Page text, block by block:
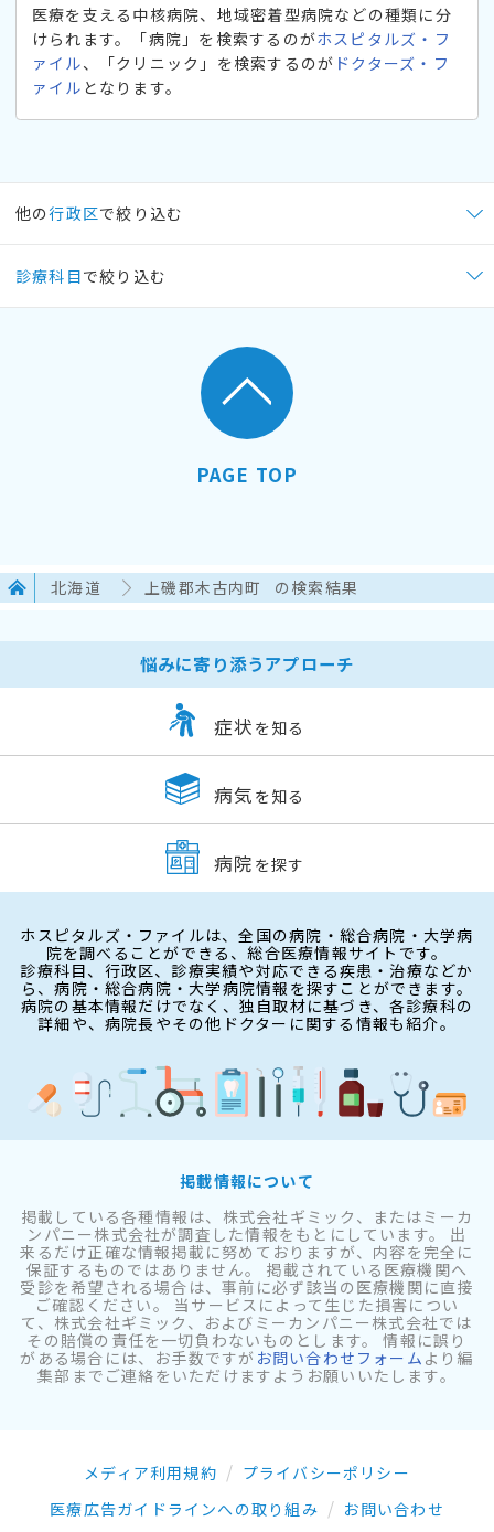
医療を支える中核病院、地域密着型病院などの種類に分
けられます。「病院」を検索するのがホスピタルズ・フ
ァイル、「クリニック」を検索するのが ドクターズ・フ
ァイル となります。
他の行政区で絞り込む
診療科目で絞り込む
PAGE TOP
北海道 上磯郡木古内町 の検索結果
悩みに寄り添うアプローチ
症状 を知る
病気 を知る
病院 を探す
ホスピタルズ・ファイルは、全国の病院・総合病院・大学病
院を調べることができる、総合医療情報サイトです。
診療科目、行政区、診療実績や対応できる疾患・治療などか
ら、病院・総合病院・大学病院情報を探すことができます。
病院の基本情報だけでなく、独自取材に基づき、各診療科の
詳細や、病院長やその他ドクターに関する情報も紹介。
掲載情報について
掲載している各種情報は、株式会社ギミック、またはミーカ
ンパニー株式会社が調査した情報をもとにしています。 出
来るだけ正確な情報掲載に努めておりますが、内容を完全に
保証するものではありません。 掲載されている医療機関へ
受診を希望される場合は、事前に必ず該当の医療機関に直接
ご確認ください。 当サービスによって生じた損害につい
て、株式会社ギミック、およびミーカンパニー株式会社では
その賠償の責任を一切負わないものとします。 情報に誤り
がある場合には、お手数ですが お問い合わせフォーム より編
集部までご連絡をいただけますようお願いいたします。
メディア利用規約
プライバシーポリシー
医療広告ガイドラインへの取り組み
お問い合わせ